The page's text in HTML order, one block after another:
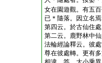
女在園遊觀。有五
已＊隨落。因立名
第四云。於古仙住
第二云。鹿野林中
法輪經論釋云。彼
尊在彼處轉。更有